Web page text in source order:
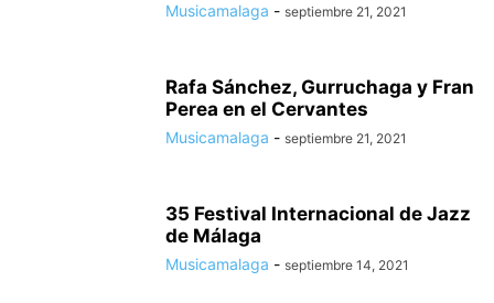
Musicamalaga - septiembre 21, 2021
Rafa Sánchez, Gurruchaga y Fran
Perea en el Cervantes
Musicamalaga - septiembre 21, 2021
35 Festival Internacional de Jazz
de Málaga
Musicamalaga - septiembre 14, 2021